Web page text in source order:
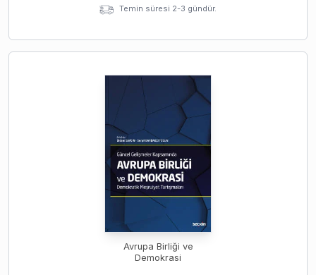
Temin süresi 2-3 gündür.
Avrupa Birliği ve
Demokrasi